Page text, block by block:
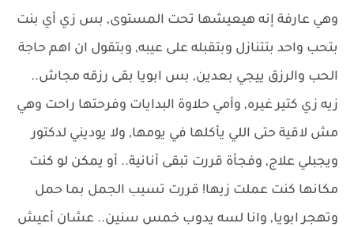
وهي عارفة إنه هيعيشها تحت المستوى, بس زي أي بنت
بتحب واحد بتتنازل وبتقبله على عيبه, وبتقول ان اهم حاجة
الحب والرزق ييجي بعدين, بس ابويا بقى رزقه مجاش..
زيه زي كتير غيره, وأمي حلاوة البدايات وفرحتها راحت وهي
مش لاقية حتى اللي يأكلها في يومها, ولا يوديني لدكتور
ويجبلي علاج, وفجأة قررت تبقى أنانية.. أو يمكن لو كنت
مكانها كنت عملت زيها! قررت تسيب الجمل بما حمل
وتهجر ابويا, وانا لسه يدوب خمس سنين.. عشان أعيش